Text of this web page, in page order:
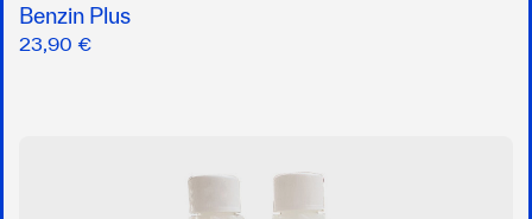
Benzin Plus
23,90 €